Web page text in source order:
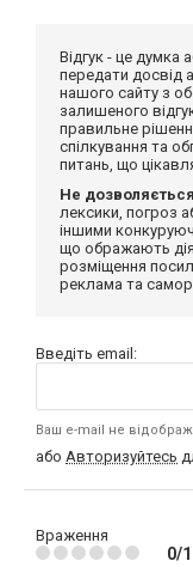
Відгук - це думка
передати досвід
нашого сайту з
залишеного
правильне
спілкування та
питань, що
Не
лексики, погроз
іншими
що ображають
розміщення
реклама та
Введіть email:
Ваш e-mail не
або Авторизуйтесь
Враження
0/